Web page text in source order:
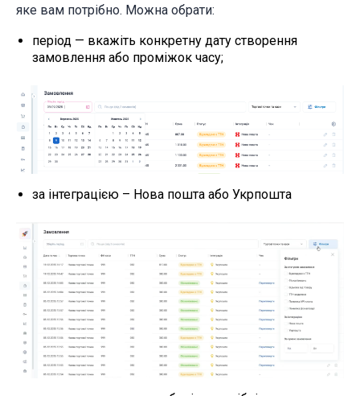
яке вам потрібно. Можна обрати:
період — вкажіть конкретну дату створення
замовлення або проміжок часу;
за інтеграцією – Нова пошта або Укрпошта